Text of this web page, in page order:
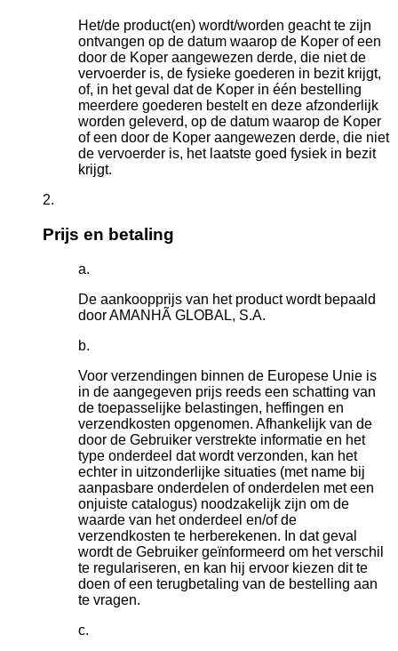
Het/de product(en) wordt/worden geacht te zijn
ontvangen op de datum waarop de Koper of een
door de Koper aangewezen derde, die niet de
vervoerder is, de fysieke goederen in bezit krijgt,
of, in het geval dat de Koper in één bestelling
meerdere goederen bestelt en deze afzonderlijk
worden geleverd, op de datum waarop de Koper
of een door de Koper aangewezen derde, die niet
de vervoerder is, het laatste goed fysiek in bezit
krijgt.
Prijs en betaling
De aankoopprijs van het product wordt bepaald
door AMANHÃ GLOBAL, S.A.
Voor verzendingen binnen de Europese Unie is
in de aangegeven prijs reeds een schatting van
de toepasselijke belastingen, heffingen en
verzendkosten opgenomen. Afhankelijk van de
door de Gebruiker verstrekte informatie en het
type onderdeel dat wordt verzonden, kan het
echter in uitzonderlijke situaties (met name bij
aanpasbare onderdelen of onderdelen met een
onjuiste catalogus) noodzakelijk zijn om de
waarde van het onderdeel en/of de
verzendkosten te herberekenen. In dat geval
wordt de Gebruiker geïnformeerd om het verschil
te regulariseren, en kan hij ervoor kiezen dit te
doen of een terugbetaling van de bestelling aan
te vragen.